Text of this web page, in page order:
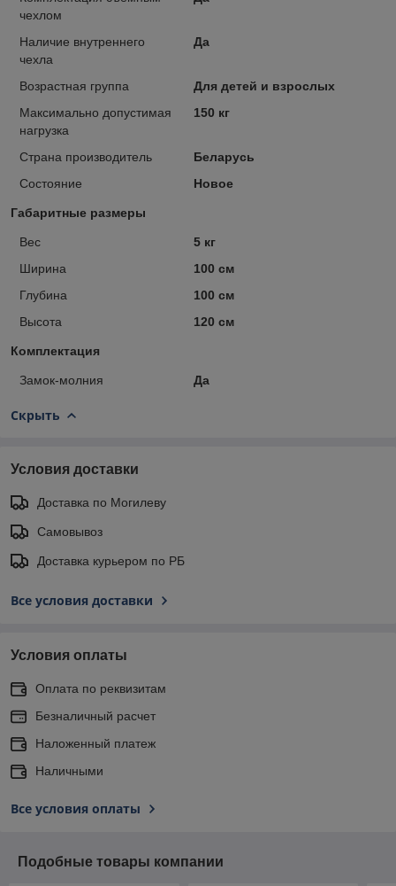
чехлом
Наличие внутреннего
чехла
Да
Возрастная группа
Для детей и взрослых
Максимально допустимая
нагрузка
150 кг
Страна производитель
Беларусь
Состояние
Новое
Габаритные размеры
Вес
5 кг
Ширина
100 см
Глубина
100 см
Высота
120 см
Комплектация
Замок-молния Да
Скрыть
Условия доставки
Доставка по Могилеву
Самовывоз
Доставка курьером по РБ
Все условия доставки
Условия оплаты
Оплата по реквизитам
Безналичный расчет
Наложенный платеж
Наличными
Все условия оплаты
Подобные товары компании